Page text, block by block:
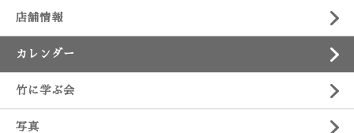
店舗情報
カレンダー
竹に学ぶ会
写真